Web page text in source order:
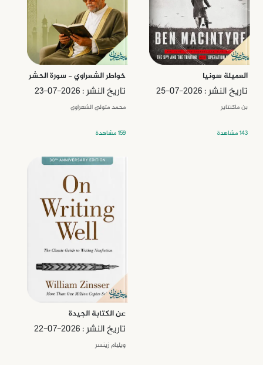
العميلة سونيا
تاريخ النشر : 2026-07-25
بن ماكنتاير
143 مشاهدة
خواطر الشعراوي - سورة الحشر
تاريخ النشر : 2026-07-23
محمد متولي الشعراوي
159 مشاهدة
عن الكتابة الجيدة
تاريخ النشر : 2026-07-22
ويليام زينسر